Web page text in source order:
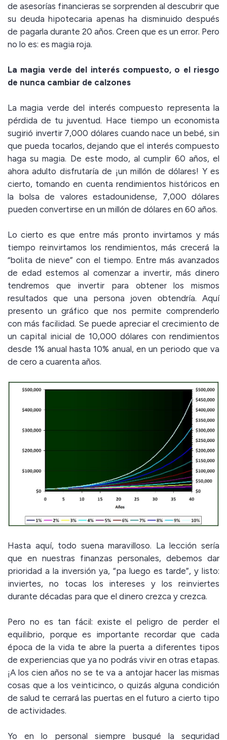
de asesorías financieras se sorprenden al descubrir que
su deuda hipotecaria apenas ha disminuido después
de pagarla durante 20 años. Creen que es un error. Pero
no lo es: es magia roja.
La magia verde del interés compuesto, o el riesgo
de nunca cambiar de calzones
La magia verde del interés compuesto representa la
pérdida de tu juventud. Hace tiempo un economista
sugirió invertir 7,000 dólares cuando nace un bebé, sin
que pueda tocarlos, dejando que el interés compuesto
haga su magia. De este modo, al cumplir 60 años, el
ahora adulto disfrutaría de ¡un millón de dólares! Y es
cierto, tomando en cuenta rendimientos históricos en
la bolsa de valores estadounidense, 7,000 dólares
pueden convertirse en un millón de dólares en 60 años.
Lo cierto es que entre más pronto invirtamos y más
tiempo reinvirtamos los rendimientos, más crecerá la
“bolita de nieve” con el tiempo. Entre más avanzados
de edad estemos al comenzar a invertir, más dinero
tendremos que invertir para obtener los mismos
resultados que una persona joven obtendría. Aquí
presento un gráfico que nos permite comprenderlo
con más facilidad. Se puede apreciar el crecimiento de
un capital inicial de 10,000 dólares con rendimientos
desde 1% anual hasta 10% anual, en un periodo que va
de cero a cuarenta años.
Hasta aquí, todo suena maravilloso. La lección sería
que en nuestras finanzas personales, debemos dar
prioridad a la inversión ya, “pa luego es tarde”, y listo:
inviertes, no tocas los intereses y los reinviertes
durante décadas para que el dinero crezca y crezca.
Pero no es tan fácil: existe el peligro de perder el
equilibrio, porque es importante recordar que cada
época de la vida te abre la puerta a diferentes tipos
de experiencias que ya no podrás vivir en otras etapas.
¡A los cien años no se te va a antojar hacer las mismas
cosas que a los veinticinco, o quizás alguna condición
de salud te cerrará las puertas en el futuro a cierto tipo
de actividades.
Yo en lo personal siempre busqué la seguridad